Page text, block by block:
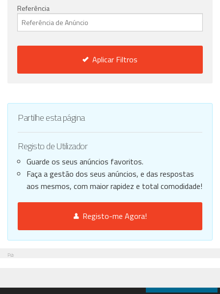
Referência
Aplicar Filtros
Partilhe esta página
Registo de Utilizador
Guarde os seus anúncios favoritos.
Faça a gestão dos seus anúncios, e das respostas
aos mesmos, com maior rapidez e total comodidade!
Registo-me Agora!
Pub